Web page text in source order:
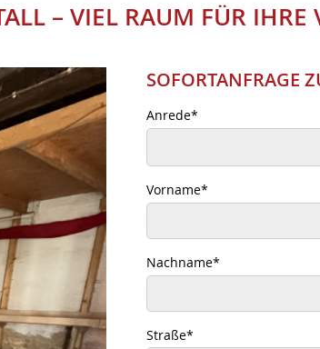
– VIEL RAUM FÜR IHRE
SOFORTANFRAGE
Anrede*
Vorname*
Nachname*
Straße*